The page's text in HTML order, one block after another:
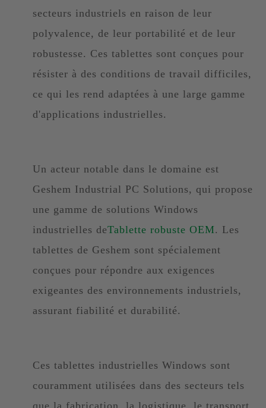
secteurs industriels en raison de leur
polyvalence, de leur portabilité et de leur
robustesse. Ces tablettes sont conçues pour
résister à des conditions de travail difficiles,
ce qui les rend adaptées à une large gamme
d'applications industrielles.
Un acteur notable dans le domaine est
Geshem Industrial PC Solutions, qui propose
une gamme de solutions Windows
industrielles deTablette robuste OEM. Les
tablettes de Geshem sont spécialement
conçues pour répondre aux exigences
exigeantes des environnements industriels,
assurant fiabilité et durabilité.
Ces tablettes industrielles Windows sont
couramment utilisées dans des secteurs tels